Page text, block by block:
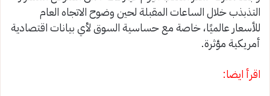
التذبذب خلال الساعات المقبلة لحين وضوح الاتجاه العام
للأسعار عالميًا، خاصة مع حساسية السوق لأي بيانات اقتصادية
أمريكية مؤثرة.
اقرأ ايضا: